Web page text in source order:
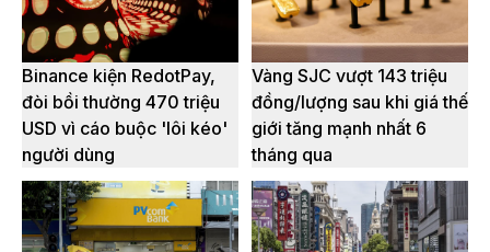
Binance kiện RedotPay,
đòi bồi thường 470 triệu
USD vì cáo buộc 'lôi kéo'
người dùng
Vàng SJC vượt 143 triệu
đồng/lượng sau khi giá thế
giới tăng mạnh nhất 6
tháng qua